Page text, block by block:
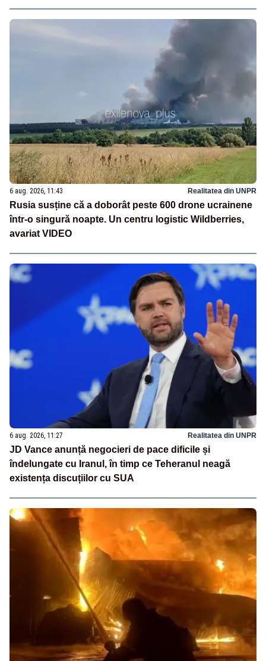
6 aug. 2026, 11:43 Realitatea din UNPR
Rusia susține că a doborât peste 600 drone ucrainene
într-o singură noapte. Un centru logistic Wildberries,
avariat VIDEO
6 aug. 2026, 11:27 Realitatea din UNPR
JD Vance anunță negocieri de pace dificile și
îndelungate cu Iranul, în timp ce Teheranul neagă
existența discuțiilor cu SUA